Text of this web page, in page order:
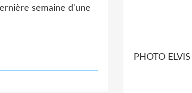
semaine d'une
PHOTO ELVIS